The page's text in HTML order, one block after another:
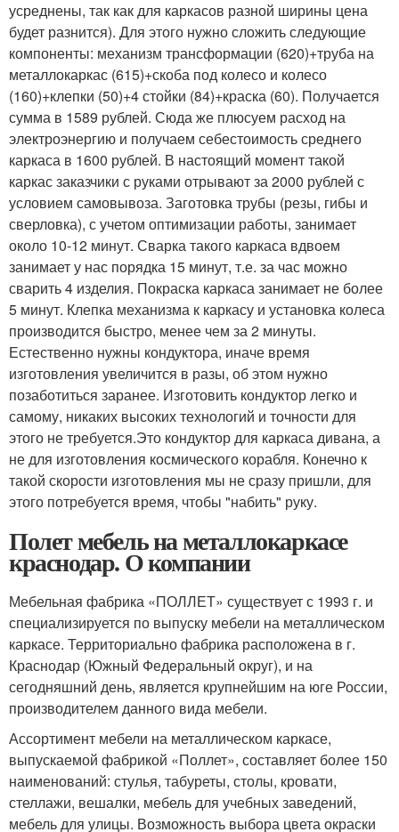
усреднены, так как для каркасов разной ширины цена
будет разнится). Для этого нужно сложить следующие
компоненты: механизм трансформации (620)+труба на
металлокаркас (615)+скоба под колесо и колесо
(160)+клепки (50)+4 стойки (84)+краска (60). Получается
сумма в 1589 рублей. Сюда же плюсуем расход на
электроэнергию и получаем себестоимость среднего
каркаса в 1600 рублей. В настоящий момент такой
каркас заказчики с руками отрывают за 2000 рублей с
условием самовывоза. Заготовка трубы (резы, гибы и
сверловка), с учетом оптимизации работы, занимает
около 10-12 минут. Сварка такого каркаса вдвоем
занимает у нас порядка 15 минут, т.е. за час можно
сварить 4 изделия. Покраска каркаса занимает не более
5 минут. Клепка механизма к каркасу и установка колеса
производится быстро, менее чем за 2 минуты.
Естественно нужны кондуктора, иначе время
изготовления увеличится в разы, об этом нужно
позаботиться заранее. Изготовить кондуктор легко и
самому, никаких высоких технологий и точности для
этого не требуется.Это кондуктор для каркаса дивана, а
не для изготовления космического корабля. Конечно к
такой скорости изготовления мы не сразу пришли, для
этого потребуется время, чтобы "набить" руку.
Полет мебель на металлокаркасе
краснодар. О компании
Мебельная фабрика «ПОЛЛЕТ» существует с 1993 г. и
специализируется по выпуску мебели на металлическом
каркасе. Территориально фабрика расположена в г.
Краснодар (Южный Федеральный округ), и на
сегодняшний день, является крупнейшим на юге России,
производителем данного вида мебели.
Ассортимент мебели на металлическом каркасе,
выпускаемой фабрикой «Поллет», составляет более 150
наименований: стулья, табуреты, столы, кровати,
стеллажи, вешалки, мебель для учебных заведений,
мебель для улицы. Возможность выбора цвета окраски